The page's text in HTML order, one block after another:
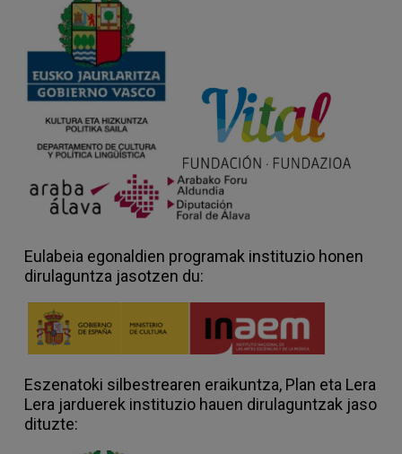
Eulabeia egonaldien programak instituzio honen
dirulaguntza jasotzen du:
Eszenatoki silbestrearen eraikuntza, Plan eta Lera
Lera jarduerek instituzio hauen dirulaguntzak jaso
dituzte: